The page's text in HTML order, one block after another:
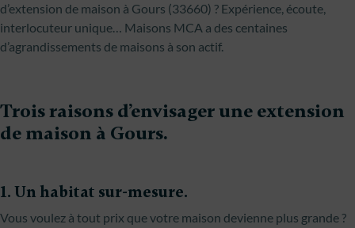
d’extension de maison à Gours (33660) ? Expérience, écoute,
interlocuteur unique… Maisons MCA a des centaines
d’agrandissements de maisons à son actif.
Trois raisons d’envisager une extension
de maison à Gours.
1. Un habitat sur-mesure.
Vous voulez à tout prix que votre maison devienne plus grande ?